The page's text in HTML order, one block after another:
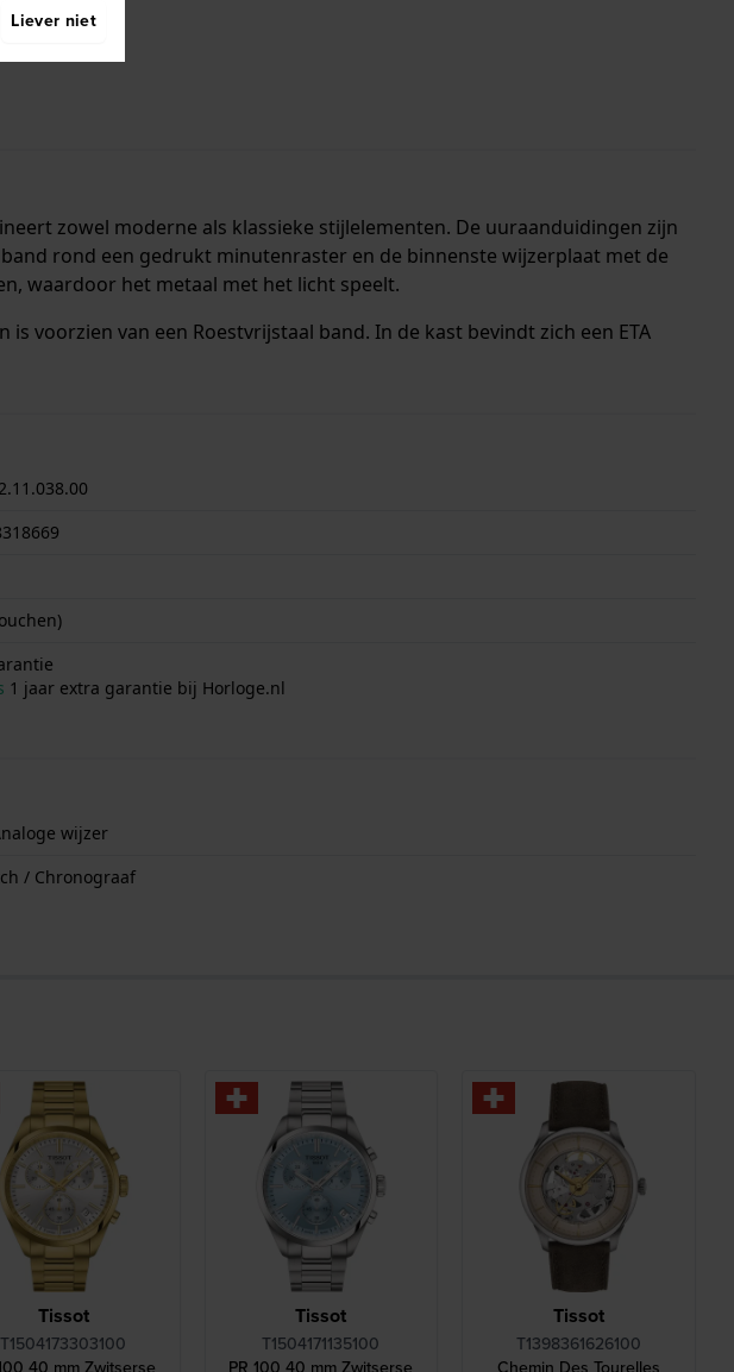
zowel moderne als klassieke stijlelementen. De uuraanduidingen zijn
rond een gedrukt minutenraster en de binnenste wijzerplaat met de
waardoor het metaal met het licht speelt.
voorzien van een Roestvrijstaal band. In de kast bevindt zich een ETA
1 jaar extra garantie bij Horloge.nl
wijzer
/ Chronograaf
Tissot
T1504173303100
Tissot
T1504171135100
Tissot
T1398361626100
Liever niet